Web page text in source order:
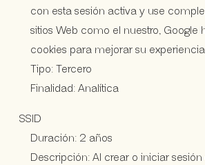
con esta sesión activa y use
sitios Web como el nuestro, Google
cookies para mejorar su
Tipo: Tercero
Finalidad: Analítica
SSID
Duración: 2 años
Descripción: Al crear o iniciar